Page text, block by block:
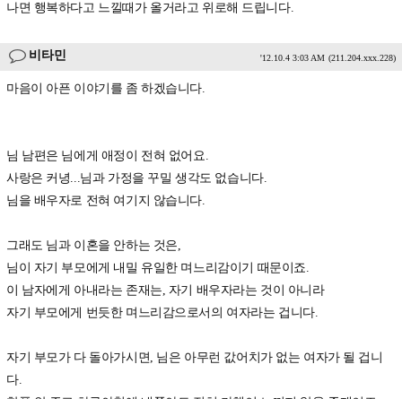
나면 행복하다고 느낄때가 올거라고 위로해 드립니다.
비타민 '12.10.4 3:03 AM (211.204.xxx.228)
마음이 아픈 이야기를 좀 하겠습니다.
님 남편은 님에게 애정이 전혀 없어요.
사랑은 커녕...님과 가정을 꾸밀 생각도 없습니다.
님을 배우자로 전혀 여기지 않습니다.
그래도 님과 이혼을 안하는 것은,
님이 자기 부모에게 내밀 유일한 며느리감이기 때문이죠.
이 남자에게 아내라는 존재는, 자기 배우자라는 것이 아니라
자기 부모에게 번듯한 며느리감으로서의 여자라는 겁니다.
자기 부모가 다 돌아가시면, 님은 아무런 값어치가 없는 여자가 될 겁니
다.